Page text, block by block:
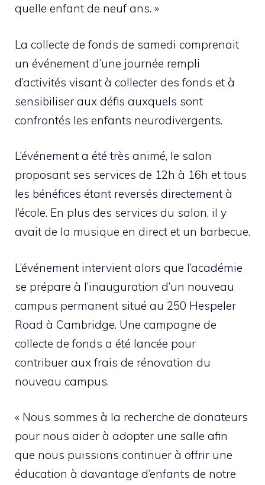
quelle enfant de neuf ans. »
La collecte de fonds de samedi comprenait
un événement d’une journée rempli
d’activités visant à collecter des fonds et à
sensibiliser aux défis auxquels sont
confrontés les enfants neurodivergents.
L’événement a été très animé, le salon
proposant ses services de 12h à 16h et tous
les bénéfices étant reversés directement à
l’école. En plus des services du salon, il y
avait de la musique en direct et un barbecue.
L’événement intervient alors que l’académie
se prépare à l’inauguration d’un nouveau
campus permanent situé au 250 Hespeler
Road à Cambridge. Une campagne de
collecte de fonds a été lancée pour
contribuer aux frais de rénovation du
nouveau campus.
« Nous sommes à la recherche de donateurs
pour nous aider à adopter une salle afin
que nous puissions continuer à offrir une
éducation à davantage d’enfants de notre